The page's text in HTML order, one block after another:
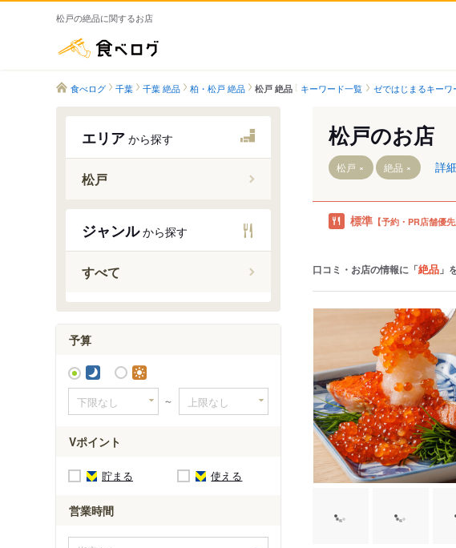
松戸の絶品に関するお店
食べログ 千葉 千葉 絶品 柏・松戸 絶品 松戸 絶品 キーワード一覧 ゼではじまるキーワ
エリア から探す
松戸
元山駅
常盤平駅
八柱駅
みのり台駅
新松戸駅
ジャンルから探す
すべて
予算
～
Vポイント
貯まる 使える
営業時間
松戸のお店
松戸 絶品 詳
標準 【予約・PR店舗優先
口コミ・お店の情報に「絶品 」